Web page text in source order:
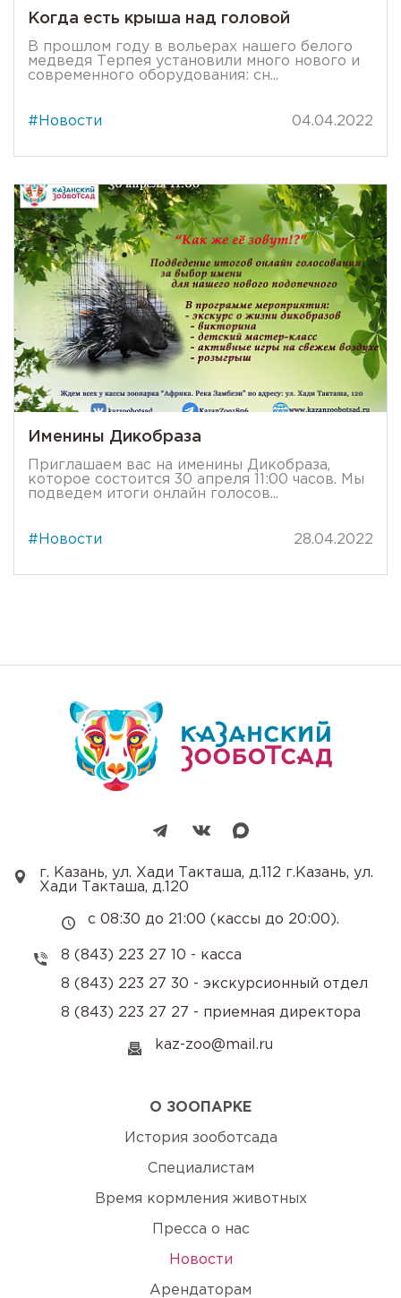
Когда есть крыша над головой
В прошлом году в вольерах нашего белого
медведя Терпея установили много нового и
современного оборудования: сн...
#Новости 04.04.2022
Именины Дикобраза
Приглашаем вас на именины Дикобраза,
которое состоится 30 апреля 11:00 часов. Мы
подведем итоги онлайн голосов...
#Новости 28.04.2022
О ЗООПАРКЕ
История зооботсада
Специалистам
Время кормления животных
Пресса о нас
Новости
Арендаторам
г. Казань, ул. Хади Такташа, д.112 г.Казань, ул.
Хади Такташа, д.120
с 08:30 до 21:00 (кассы до 20:00).
8 (843) 223 27 10 - касса
8 (843) 223 27 30 - экскурсионный отдел
8 (843) 223 27 27 - приемная директора
kaz-zoo@mail.ru